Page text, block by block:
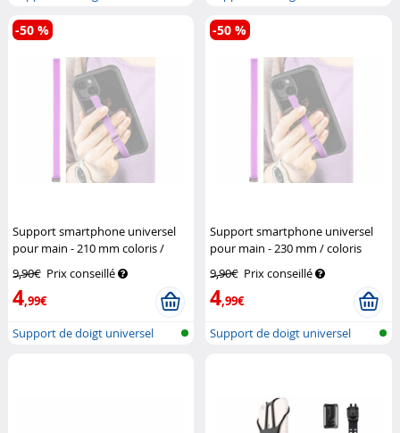
pour tél...
pour tél...
Support smartphone universel
pour main - 210 mm coloris /
9,90€ Prix conseillé
4,99€
-50 %
Support de doigt universel
Support smartphone universel
pour main - 230 mm / coloris
9,90€ Prix conseillé
4,99€
-50 %
Support de doigt universel